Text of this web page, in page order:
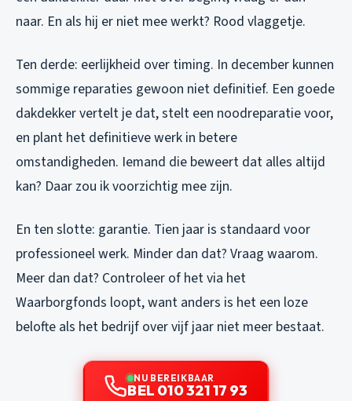
naar. En als hij er niet mee werkt? Rood vlaggetje.
Ten derde: eerlijkheid over timing. In december kunnen
sommige reparaties gewoon niet definitief. Een goede
dakdekker vertelt je dat, stelt een noodreparatie voor,
en plant het definitieve werk in betere
omstandigheden. Iemand die beweert dat alles altijd
kan? Daar zou ik voorzichtig mee zijn.
En ten slotte: garantie. Tien jaar is standaard voor
professioneel werk. Minder dan dat? Vraag waarom.
Meer dan dat? Controleer of het via het
Waarborgfonds loopt, want anders is het een loze
belofte als het bedrijf over vijf jaar niet meer bestaat.
NU BEREIKBAAR
BEL 010 321 17 93